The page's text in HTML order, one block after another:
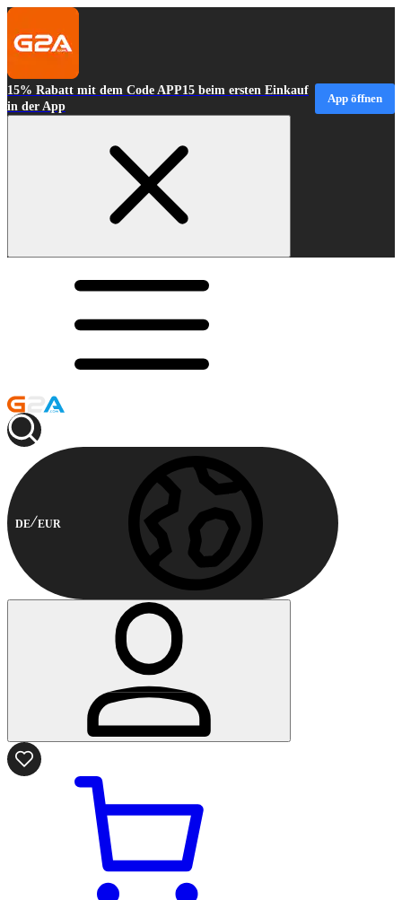
15% Rabatt mit dem Code APP15 beim ersten Einkauf
in der App
App öffnen
DE EUR